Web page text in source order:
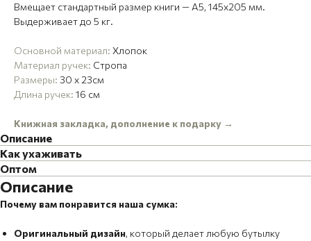
Вмещает стандартный размер книги — А5, 145х205 мм.
Выдерживает до 5 кг.
Основной материал: Хлопок
Материал ручек: Стропа
Размеры: 30 x 23см
Длина ручек: 16 см
Книжная закладка, дополнение к подарку →
Описание
Как ухаживать
Оптом
Описание
Почему вам понравится наша сумка:
Оригинальный дизайн, который делает любую бутылку